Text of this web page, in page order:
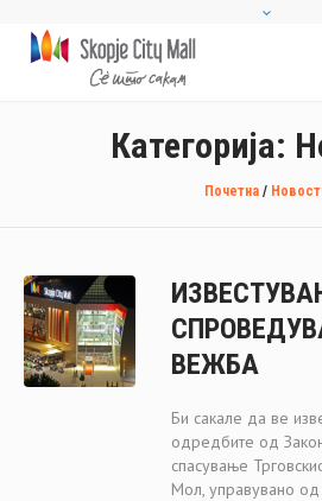
Категорија:
Почетна /
ВЕЖБА
Би сакале да ве
одредбите од
спасување
Мол, управувано